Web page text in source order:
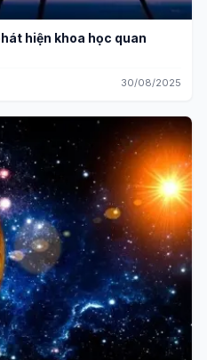
hiện khoa học quan
30/08/2025